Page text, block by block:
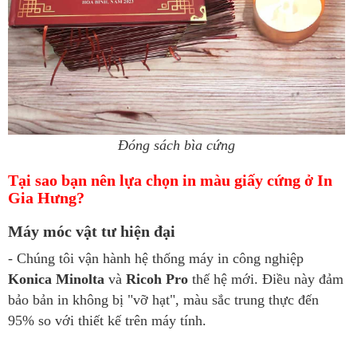
Đóng sách bìa cứng
Tại sao bạn nên lựa chọn in màu giấy cứng ở In
Gia Hưng?
Máy móc vật tư hiện đại
- Chúng tôi vận hành hệ thống máy in công nghiệp
Konica Minolta và Ricoh Pro thế hệ mới. Điều này đảm
bảo bản in không bị "vỡ hạt", màu sắc trung thực đến
95% so với thiết kế trên máy tính.